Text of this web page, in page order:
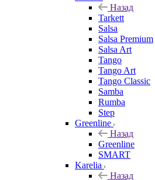
Назад
Tarkett
Salsa
Salsa Premium
Salsa Art
Tango
Tango Art
Tango Classic
Samba
Rumba
Step
Greenline
Назад
Greenline
SMART
Karelia
Назад